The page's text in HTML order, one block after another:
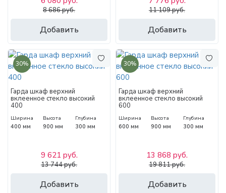
Добавить
8 686 руб.
Добавить
11 109 руб.
30%
Гарда шкаф верхний
вклеенное стекло высокий
400
Ширина
400 мм
Высота
900 мм
Глубина
300 мм
Добавить
9 621 руб.
13 744 руб.
30%
Гарда шкаф верхний
вклеенное стекло высокий
600
Ширина
600 мм
Высота
900 мм
Глубина
300 мм
Добавить
13 868 руб.
19 811 руб.